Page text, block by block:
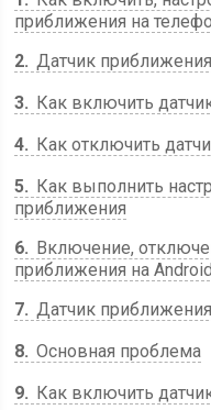
приближения на
2 Датчик
3
Как включить
4
Как отключить
5
Как выполнить
приближения
6
Включение,
приближения на
7 Датчик
8 Основная проблема
9
Как включить